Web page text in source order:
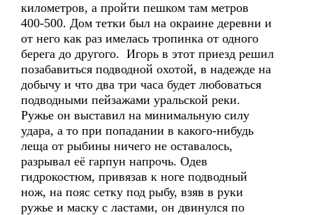
километров, а пройти пешком там метров
400-500. Дом тетки был на окраине деревни и
от него как раз имелась тропинка от одного
берега до другого. Игорь в этот приезд решил
позабавиться подводной охотой, в надежде на
добычу и что два три часа будет любоваться
подводными пейзажами уральской реки.
Ружье он выставил на минимальную силу
удара, а то при попадании в какого-нибудь
леща от рыбины ничего не оставалось,
разрывал её гарпун напрочь. Одев
гидрокостюм, привязав к ноге подводный
нож, на пояс сетку под рыбу, взяв в руки
ружье и маску с ластами, он двинулся по